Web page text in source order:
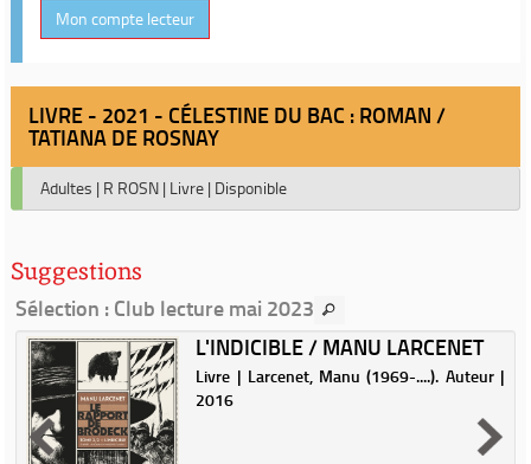
Mon compte lecteur
LIVRE - 2021 - CÉLESTINE DU BAC : ROMAN /
TATIANA DE ROSNAY
Adultes | R ROSN | Livre | Disponible
Suggestions
Sélection : Club lecture mai 2023
L'INDICIBLE / MANU LARCENET
Livre | Larcenet, Manu (1969-....). Auteur |
2016